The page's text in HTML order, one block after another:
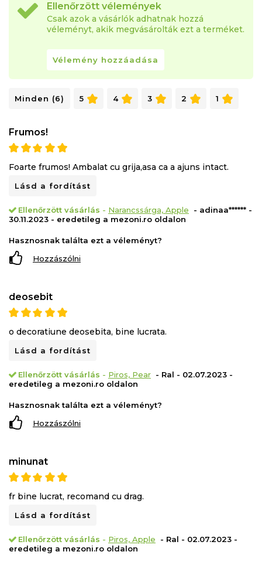
Ellenőrzött vélemények
Csak azok a vásárlók adhatnak hozzá
véleményt, akik megvásárolták ezt a terméket.
Vélemény hozzáadása
Minden (6) 5 4 3 2 1
Frumos!
Foarte frumos! Ambalat cu grija,asa ca a ajuns intact.
Lásd a fordítást
Ellenőrzött vásárlás - Narancssárga, Apple
- adinaa****** -
30.11.2023 - eredetileg a mezoni.ro oldalon
Hasznosnak találta ezt a véleményt?
Hozzászólni
deosebit
o decoratiune deosebita, bine lucrata.
Lásd a fordítást
Ellenőrzött vásárlás - Piros, Pear - Ral - 02.07.2023 -
eredetileg a mezoni.ro oldalon
Hasznosnak találta ezt a véleményt?
Hozzászólni
minunat
fr bine lucrat, recomand cu drag.
Lásd a fordítást
Ellenőrzött vásárlás - Piros, Apple
- Ral - 02.07.2023 -
eredetileg a mezoni.ro oldalon